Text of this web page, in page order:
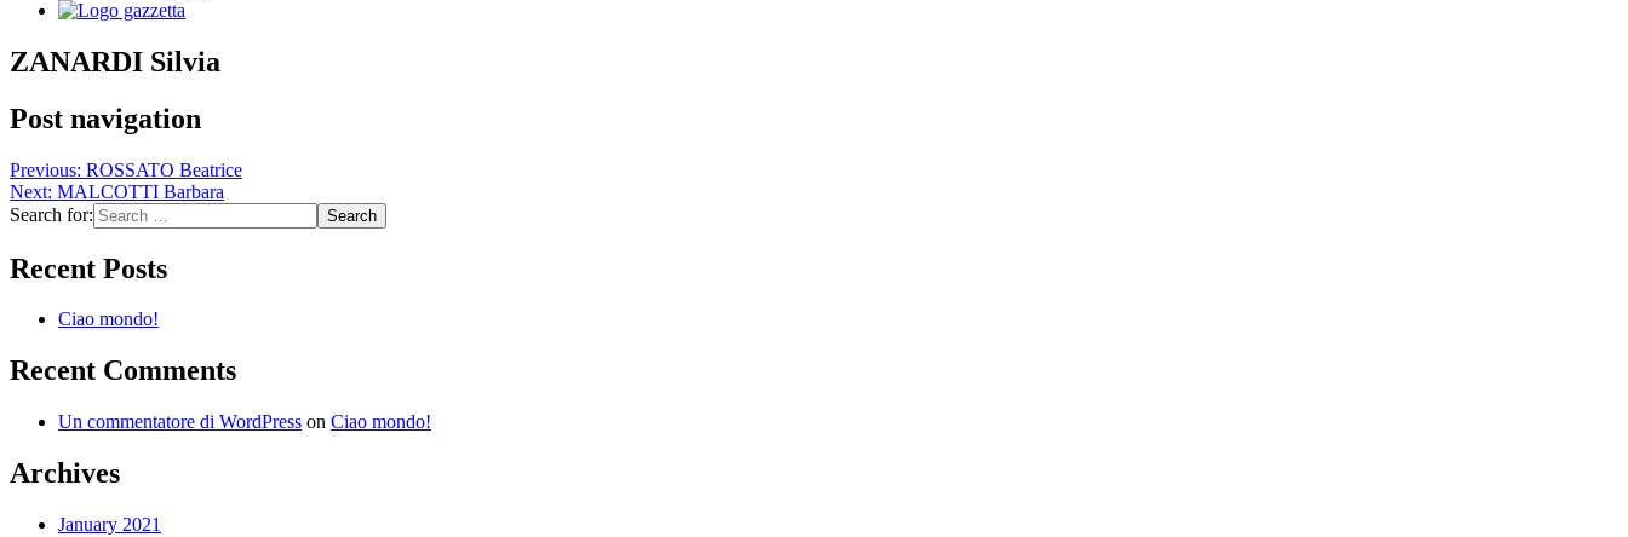
ZANARDI Silvia
Post navigation
Previous: ROSSATO Beatrice
Next: MALCOTTI Barbara
Search for:
Recent Posts
Ciao mondo!
Recent Comments
Un commentatore di WordPress on Ciao mondo!
Archives
January 2021